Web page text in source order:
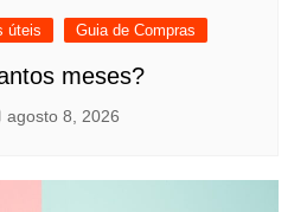
úteis Guia de Compras
meses?
agosto 8, 2026